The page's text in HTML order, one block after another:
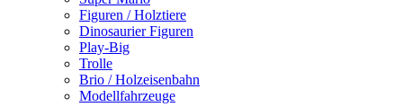
Figuren / Holztiere
Dinosaurier Figuren
Play-Big
Trolle
Brio / Holzeisenbahn
Modellfahrzeuge